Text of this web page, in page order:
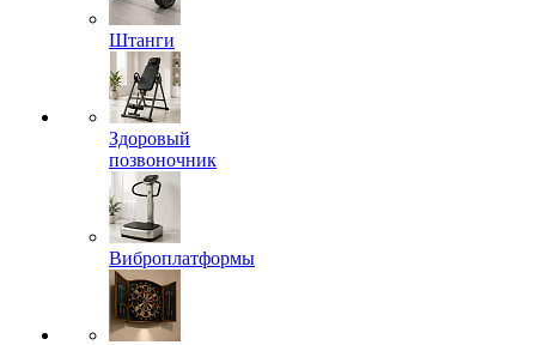
Штанги
Здоровый
позвоночник
Виброплатформы